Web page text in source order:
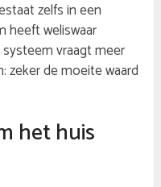
zelfs in een
heeft weliswaar
vraagt meer
zeker de moeite waard
het huis